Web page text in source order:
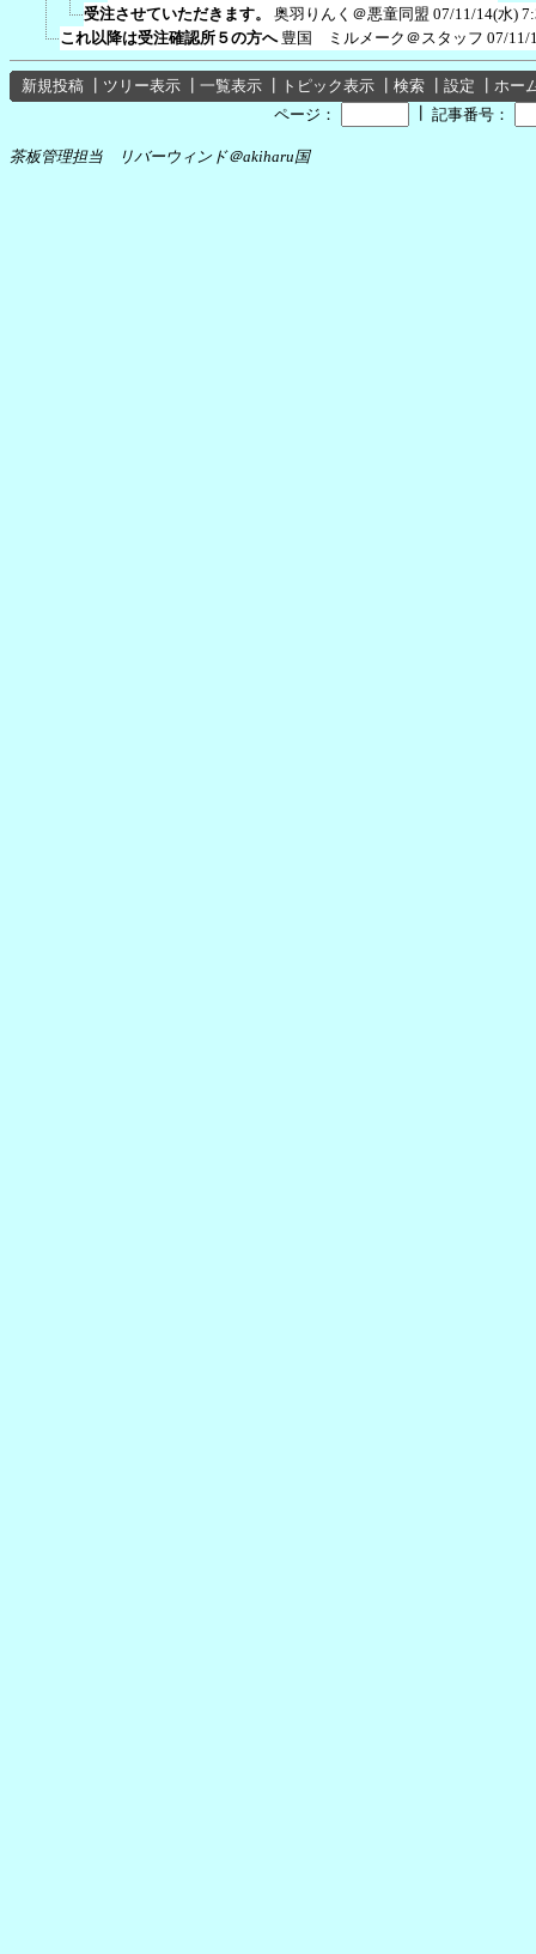
受注させていただきます。
奥羽りんく＠悪童同盟 07/11/14(水)
これ以降は受注確認所５の方へ 豊国 ミルメーク＠スタッフ 07/11/
新規投稿 ツリー表示 一覧表示 トピック表示 検索 設定
ホー
ページ：
記事番号：
茶板管理担当 リバーウィンド＠akiharu国